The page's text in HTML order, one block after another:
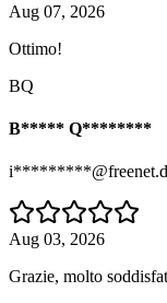
Aug 07, 2026
Ottimo!
BQ
B***** Q********
Aug 03, 2026
Grazie, molto